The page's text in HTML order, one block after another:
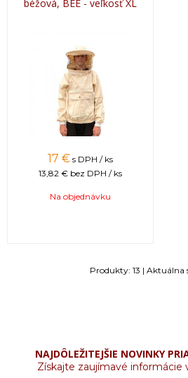
béžová, BEE - veľkosť XL
17 € s DPH / ks
13,82 € bez DPH / ks
Na objednávku
Produkty: 13 | Aktuálna
NAJDÔLEŽITEJŠIE NOVINKY
Získajte zaujímavé informácie